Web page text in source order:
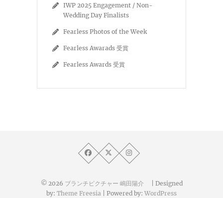
IWP 2025 Engagement / Non-
Wedding Day Finalists
Fearless Photos of the Week
Fearless Awarads 受賞
Fearless Awards 受賞
© 2026 ブランチピクチャー 嶋田陽介
| Designed
by: Theme Freesia | Powered by: WordPress